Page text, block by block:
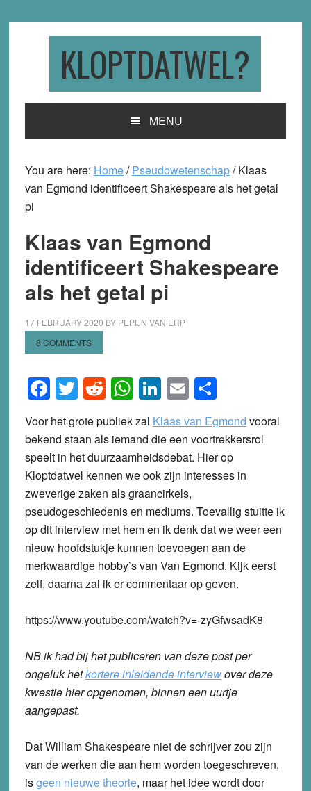
KLOPTDATWEL?
MENU
You are here: Home/ Pseudowetenschap/Klaas
van Egmond identificeert Shakespeare als het getal
pi
Klaas van Egmond
identificeert Shakespeare
als het getal pi
17 FEBRUARY 2020 BY PEPIJN VAN ERP
8 COMMENTS
Facebook
Twitter
Reddit
WhatsApp
LinkedIn
EmailShare
Voor het grote publiek zal Klaas van Egmond vooral
bekend staan als iemand die een voortrekkersrol
speelt in het duurzaamheidsdebat. Hier op
Kloptdatwel kennen we ook zijn interesses in
zweverige zaken als graancirkels,
pseudogeschiedenis en mediums. Toevallig stuitte ik
op dit interview met hem en ik denk dat we weer een
nieuw hoofdstukje kunnen toevoegen aan de
merkwaardige hobby’s van Van Egmond. Kijk eerst
zelf, daarna zal ik er commentaar op geven.
https://www.youtube.com/watch?v=-zyGfwsadK8
NB ik had bij het publiceren van deze post per
ongeluk hetkortere inleidende interviewover deze
kwestie hier opgenomen, binnen een uurtje
aangepast.
Dat William Shakespeare niet de schrijver zou zijn
van de werken die aan hem worden toegeschreven,
isgeen nieuwe theorie, maar het idee wordt door